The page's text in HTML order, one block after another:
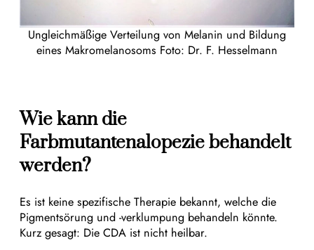
Ungleichmäßige Verteilung von Melanin und Bildung
eines Makromelanosoms Foto: Dr. F. Hesselmann
Wie kann die
Farbmutantenalopezie behandelt
werden?
Es ist keine spezifische Therapie bekannt, welche die
Pigmentsörung und -verklumpung behandeln könnte.
Kurz gesagt: Die CDA ist nicht heilbar.